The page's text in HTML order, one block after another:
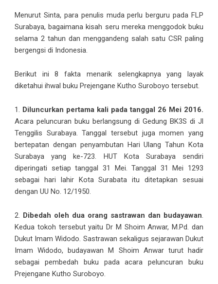
Menurut Sinta, para penulis muda perlu berguru pada FLP
Surabaya, bagaimana kisah seru mereka menggodok buku
selama 2 tahun dan menggandeng salah satu CSR paling
bergengsi di Indonesia.
Berikut ini 8 fakta menarik selengkapnya yang layak
diketahui ihwal buku Prejengane Kutho Suroboyo tersebut.
1. Diluncurkan pertama kali pada tanggal 26 Mei 2016.
Acara peluncuran buku berlangsung di Gedung BK3S di Jl
Tenggilis Surabaya. Tanggal tersebut juga momen yang
bertepatan dengan penyambutan Hari Ulang Tahun Kota
Surabaya yang ke-723. HUT Kota Surabaya sendiri
diperingati setiap tanggal 31 Mei. Tanggal 31 Mei 1293
sebagai hari lahir Kota Surabata itu ditetapkan sesuai
dengan UU No. 12/1950.
2. Dibedah oleh dua orang sastrawan dan budayawan.
Kedua tokoh tersebut yaitu Dr M Shoim Anwar, M.Pd. dan
Dukut Imam Widodo. Sastrawan sekaligus sejarawan Dukut
Imam Widodo, budayawan M Shoim Anwar turut hadir
sebagai pembedah buku pada acara peluncuran buku
Prejengane Kutho Suroboyo.